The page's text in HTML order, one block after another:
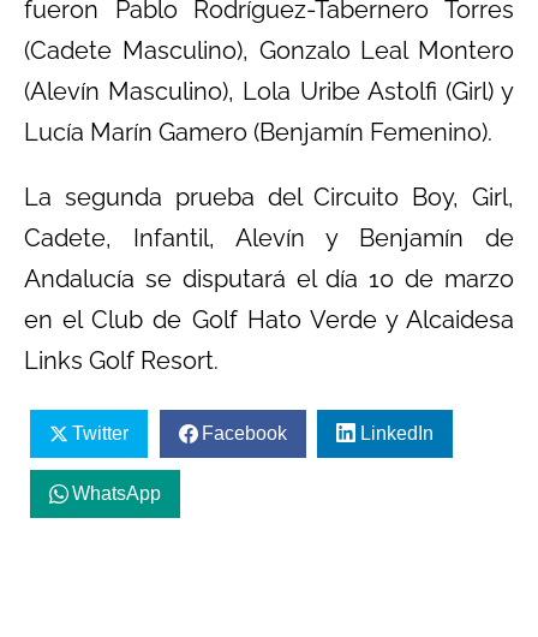
fueron Pablo Rodríguez-Tabernero Torres
(Cadete Masculino), Gonzalo Leal Montero
(Alevín Masculino), Lola Uribe Astolfi (Girl) y
Lucía Marín Gamero (Benjamín Femenino).
La segunda prueba del Circuito Boy, Girl,
Cadete, Infantil, Alevín y Benjamín de
Andalucía se disputará el día 10 de marzo
en el Club de Golf Hato Verde y Alcaidesa
Links Golf Resort.
Twitter Facebook LinkedIn
WhatsApp